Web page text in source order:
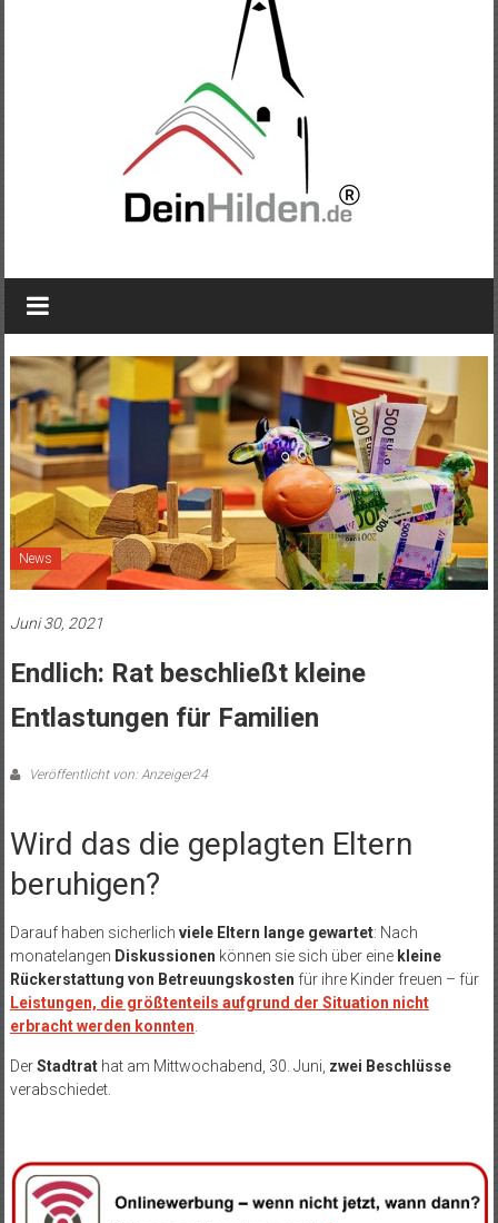
News
Juni 30, 2021
Endlich: Rat beschließt kleine
Entlastungen für Familien
Veröffentlicht von: Anzeiger24
Wird das die geplagten Eltern
beruhigen?
Darauf haben sicherlich viele Eltern lange gewartet: Nach
monatelangen Diskussionen können sie sich über eine kleine
Rückerstattung von Betreuungskosten für ihre Kinder freuen – für
Leistungen, die größtenteils aufgrund der Situation nicht
erbracht werden konnten
DerStadtrathat am Mittwochabend, 30. Juni, zwei Beschlüsse
verabschiedet.